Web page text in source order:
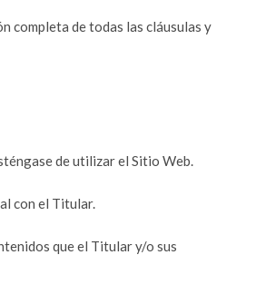
completa de todas las cláusulas y
de utilizar el Sitio Web.
con el Titular.
que el Titular y/o sus